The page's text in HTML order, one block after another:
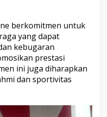
berkomitmen untuk
yang dapat
kebugaran
prestasi
ini juga diharapkan
dan sportivitas